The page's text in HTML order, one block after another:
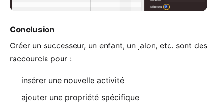
Conclusion
Créer un successeur, un enfant, un jalon, etc. sont des
raccourcis pour :
insérer une nouvelle activité
ajouter une propriété spécifique